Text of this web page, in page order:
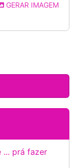
GERAR IMAGEM
... prá fazer